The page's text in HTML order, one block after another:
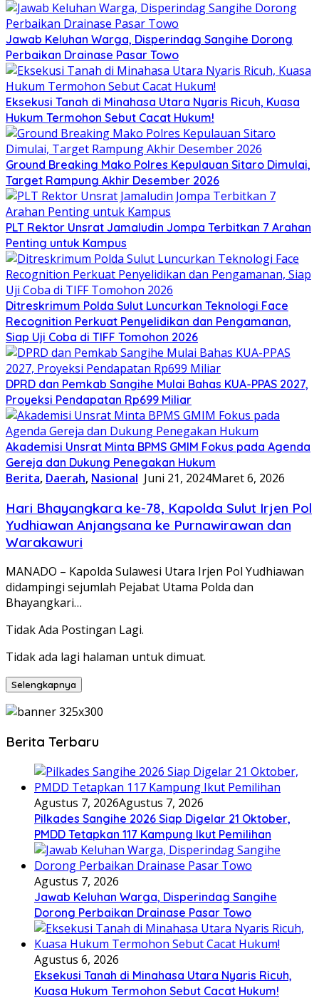
Jawab Keluhan Warga, Disperindag Sangihe Dorong
Perbaikan Drainase Pasar Towo
Eksekusi Tanah di Minahasa Utara Nyaris Ricuh, Kuasa
Hukum Termohon Sebut Cacat Hukum!
Ground Breaking Mako Polres Kepulauan Sitaro Dimulai,
Target Rampung Akhir Desember 2026
​PLT Rektor Unsrat Jamaludin Jompa Terbitkan 7 Arahan
Penting untuk Kampus
Ditreskrimum Polda Sulut Luncurkan Teknologi Face
Recognition Perkuat Penyelidikan dan Pengamanan,
Siap Uji Coba di TIFF Tomohon 2026
DPRD dan Pemkab Sangihe Mulai Bahas KUA-PPAS 2027,
Proyeksi Pendapatan Rp699 Miliar
Akademisi Unsrat Minta BPMS GMIM Fokus pada Agenda
Gereja dan Dukung Penegakan Hukum
Berita, Daerah, Nasional Juni 21, 2024Maret 6, 2026
Hari Bhayangkara ke-78, Kapolda Sulut Irjen Pol
Yudhiawan Anjangsana ke Purnawirawan dan
Warakawuri
MANADO – Kapolda Sulawesi Utara Irjen Pol Yudhiawan
didampingi sejumlah Pejabat Utama Polda dan
Bhayangkari…
Tidak Ada Postingan Lagi.
Tidak ada lagi halaman untuk dimuat.
Selengkapnya
Berita Terbaru
Agustus 7, 2026Agustus 7, 2026
Pilkades Sangihe 2026 Siap Digelar 21 Oktober,
PMDD Tetapkan 117 Kampung Ikut Pemilihan
Agustus 7, 2026
Jawab Keluhan Warga, Disperindag Sangihe
Dorong Perbaikan Drainase Pasar Towo
Agustus 6, 2026
Eksekusi Tanah di Minahasa Utara Nyaris Ricuh,
Kuasa Hukum Termohon Sebut Cacat Hukum!